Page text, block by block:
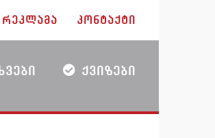
ᲠᲔᲙᲚᲐᲛᲐ ᲙᲝᲜᲢᲐᲥᲢᲘ
ᲥᲕᲘᲖᲔᲑᲘ